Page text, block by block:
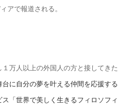
アで報道される。
万人以上の外国人の方と接してきた
台に自分の夢を叶える仲間を応援する
「世界で美しく生きるフィロソフィ